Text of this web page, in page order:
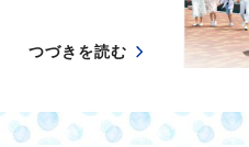
つづきを読む